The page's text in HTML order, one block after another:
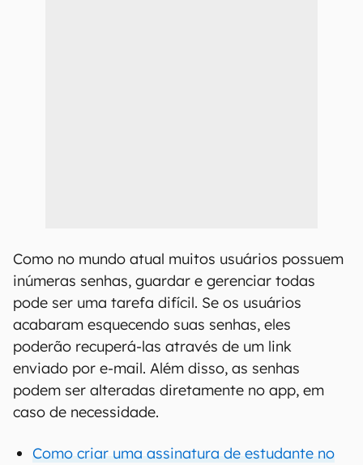
Como no mundo atual muitos usuários possuem
inúmeras senhas, guardar e gerenciar todas
pode ser uma tarefa difícil. Se os usuários
acabaram esquecendo suas senhas, eles
poderão recuperá-las através de um link
enviado por e-mail. Além disso, as senhas
podem ser alteradas diretamente no app, em
caso de necessidade.
Como criar uma assinatura de estudante no